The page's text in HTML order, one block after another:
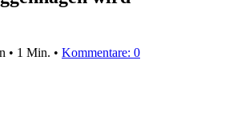
• 1 Min. • Kommentare: 0